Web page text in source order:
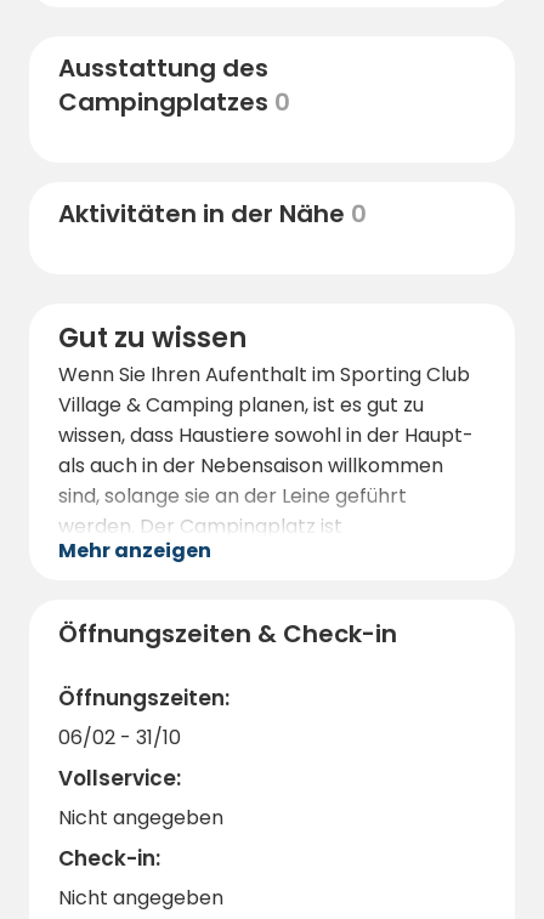
Besucher mit einem farbenfrohen
Fischerhafen, einer historischen Altstadt und
lebhaften lokalen Märkten. Gemütliche
Naturliebhaber können die nahe gelegenen
können.
Dank der strategischen Lage des
Campingplatzes ist das Beste des
westlichen Siziliens leicht zu erreichen.
Ausstattung des
Campingplatzes 0
Aktivitäten in der Nähe 0
Gut zu wissen
Wenn Sie Ihren Aufenthalt im Sporting Club
Village & Camping planen, ist es gut zu
wissen, dass Haustiere sowohl in der Haupt-
als auch in der Nebensaison willkommen
sind, solange sie an der Leine geführt
werden. Der Campingplatz ist
familienfreundlich, sicher und besonders für
Spielbereiche und eine organisierte
Animation.
Für zusätzlichen Komfort können Sie vor Ort
köstliche Mahlzeiten genießen oder ganz
einfach die Dinge des täglichen Bedarfs
einkaufen. Vor allem in der Hochsaison
empfiehlt sich eine frühzeitige Buchung, um
sich einen Platz in diesem beliebten
Campingparadies am Meer in Sizilien zu
sichern.
Mehr anzeigen
Öffnungszeiten & Check-in
Öffnungszeiten:
06/02 - 31/10
Vollservice:
Nicht angegeben
Check-in:
Nicht angegeben